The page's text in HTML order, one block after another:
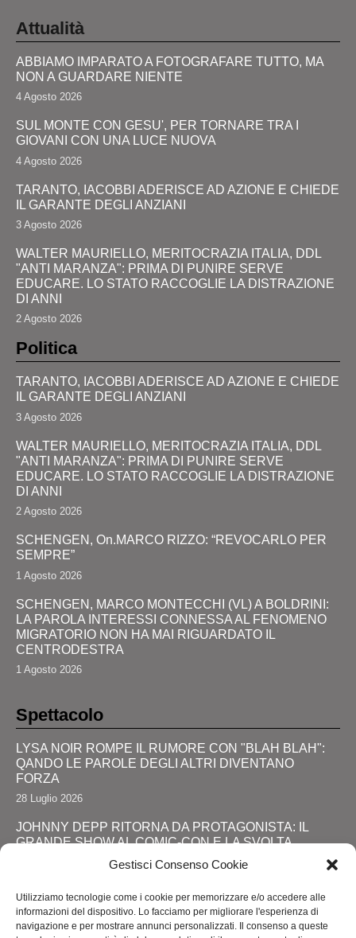
Gestisci Consenso Cookie
Utilizziamo tecnologie come i cookie per memorizzare e/o accedere alle
informazioni del dispositivo. Lo facciamo per migliorare l'esperienza di
navigazione e per mostrare annunci personalizzati. Il consenso a queste
Attualità
ABBIAMO IMPARATO A FOTOGRAFARE TUTTO, MA
NON A GUARDARE NIENTE
4 Agosto 2026
SUL MONTE CON GESU', PER TORNARE TRA I
GIOVANI CON UNA LUCE NUOVA
4 Agosto 2026
TARANTO, IACOBBI ADERISCE AD AZIONE E CHIEDE
IL GARANTE DEGLI ANZIANI
3 Agosto 2026
WALTER MAURIELLO, MERITOCRAZIA ITALIA, DDL
"ANTI MARANZA": PRIMA DI PUNIRE SERVE
EDUCARE. LO STATO RACCOGLIE LA DISTRAZIONE
DI ANNI
2 Agosto 2026
Politica
TARANTO, IACOBBI ADERISCE AD AZIONE E CHIEDE
IL GARANTE DEGLI ANZIANI
3 Agosto 2026
WALTER MAURIELLO, MERITOCRAZIA ITALIA, DDL
"ANTI MARANZA": PRIMA DI PUNIRE SERVE
EDUCARE. LO STATO RACCOGLIE LA DISTRAZIONE
DI ANNI
2 Agosto 2026
SCHENGEN, On.MARCO RIZZO: “REVOCARLO PER
SEMPRE”
1 Agosto 2026
SCHENGEN, MARCO MONTECCHI (VL) A BOLDRINI:
LA PAROLA INTERESSI CONNESSA AL FENOMENO
MIGRATORIO NON HA MAI RIGUARDATO IL
CENTRODESTRA
1 Agosto 2026
Spettacolo
LYSA NOIR ROMPE IL RUMORE CON "BLAH BLAH":
QANDO LE PAROLE DEGLI ALTRI DIVENTANO
FORZA
28 Luglio 2026
JOHNNY DEPP RITORNA DA PROTAGONISTA: IL
GRANDE SHOW AL COMIC-CON E LA SVOLTA
RIMINI, LOLA STAR “ANTICIPA” IL PRIDE CON UNA
“PROMENADE” DI SPETTACOLI SUL LUNGOMARE DA